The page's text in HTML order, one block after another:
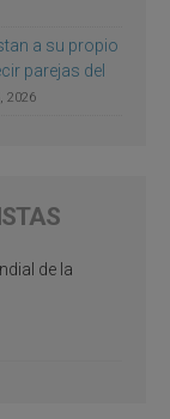
a su propio
parejas del
2026
de la